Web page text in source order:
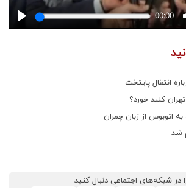
انتقال پایتخت
کلید خورد؟
به اتوبوس از زبان چمران
شد
در شبکه‌های اجتماعی دنبال کنید